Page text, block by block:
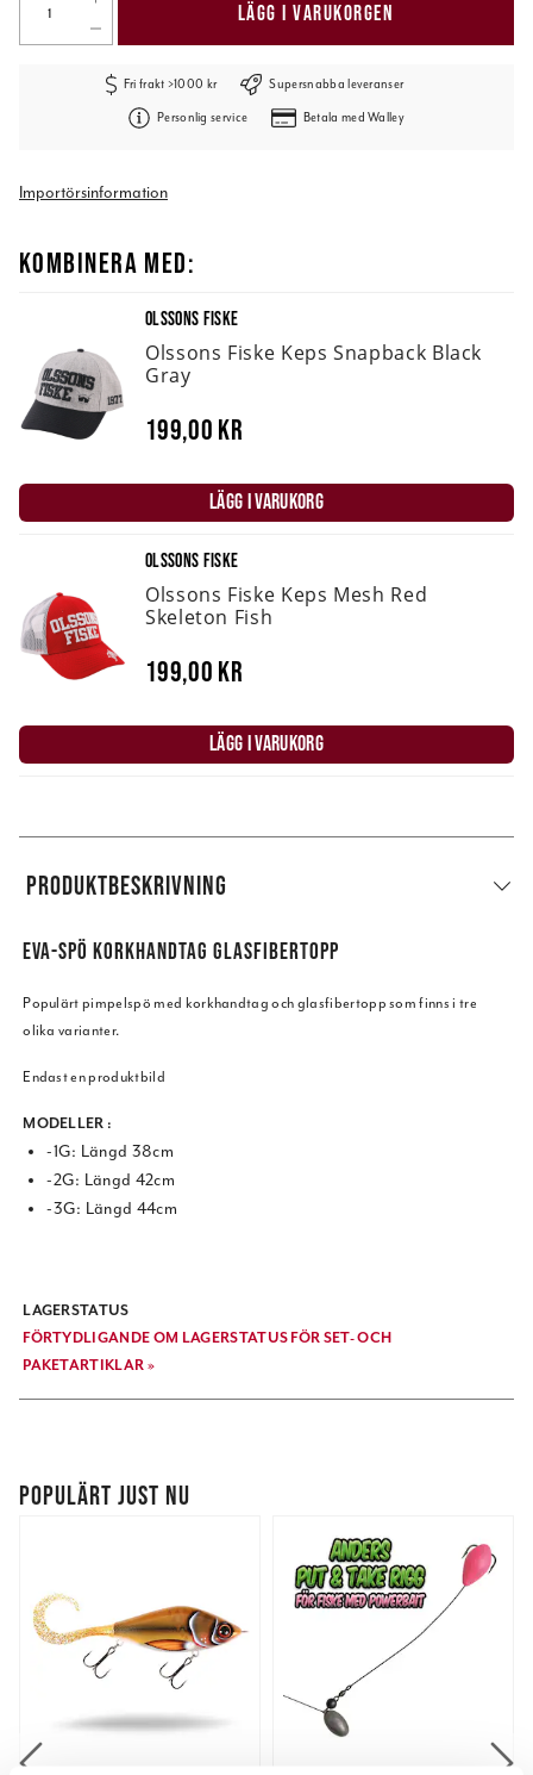
LÄGG I VARUKORGEN
Fri frakt >1000 kr Supersnabba leveranser
Personlig service Betala med Walley
Importörsinformation
KOMBINERA MED:
OLSSONS FISKE
Olssons Fiske Keps Snapback Black
Gray
199,00 kr
LÄGG I VARUKORG
OLSSONS FISKE
Olssons Fiske Keps Mesh Red
Skeleton Fish
199,00 kr
LÄGG I VARUKORG
PRODUKTBESKRIVNING
EVA-SPÖ KORKHANDTAG GLASFIBERTOPP
Populärt pimpelspö med korkhandtag och glasfibertopp som finns i tre
olika varianter.
Endast en produktbild
MODELLER :
-1G: Längd 38cm
-2G: Längd 42cm
-3G: Längd 44cm
LAGERSTATUS
FÖRTYDLIGANDE OM LAGERSTATUS FÖR SET- OCH
PAKETARTIKLAR »
POPULÄRT JUST NU